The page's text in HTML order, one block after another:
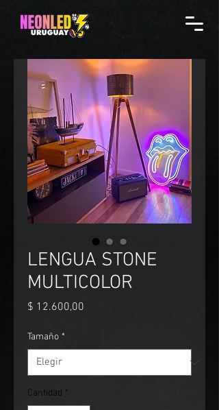
LENGUA STONE
MULTICOLOR
$ 12.600,00
Tamaño *
Cantidad *